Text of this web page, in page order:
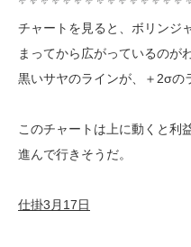
チャートを見ると、ボリンジ
まってから広がっているのが
黒いサヤのラインが、＋2σの
このチャートは上に動くと利
進んで行きそうだ。
仕掛3月17日